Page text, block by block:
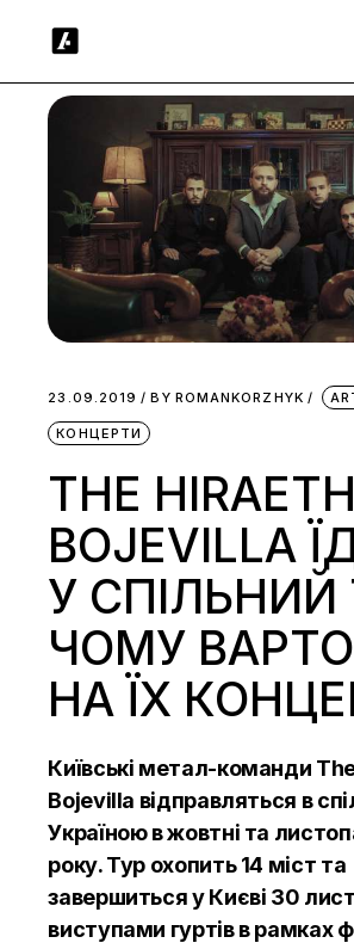
23.09.2019 BY ROMANKORZHYK
КОНЦЕРТИ
THE
BOJEVILLA
У СПІЛЬНИЙ
ЧОМУ
НА ЇХ
Київські метал-команди
Bojevilla відправляться в
Україною в жовтні та
року. Тур охопить 14 міст та
завершиться у Києві 30
виступами гуртів в рамках